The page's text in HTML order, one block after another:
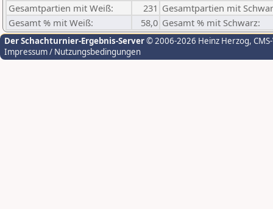
Gesamtpartien mit Weiß:
231 Gesamtpartien mit
Gesamt % mit Weiß:
58,0 Gesamt % mit Schwarz:
Der Schachturnier-Ergebnis-Server© 2006-2026 Heinz Herzog,
Impressum / Nutzungsbedingungen